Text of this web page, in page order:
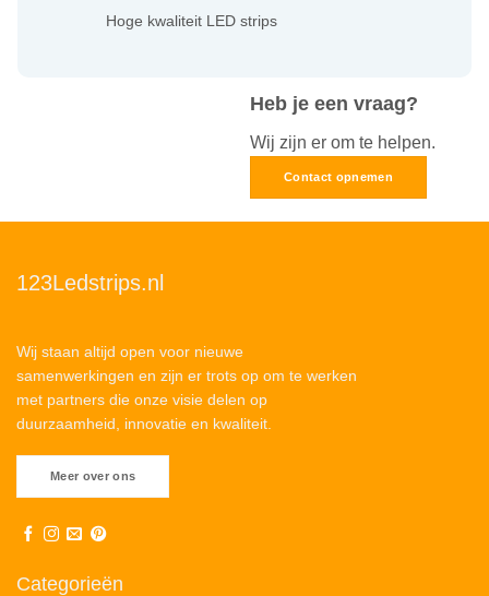
Heb je een vraag?
Wij zijn er om te helpen.
Contact opnemen
Hoge kwaliteit LED strips
123Ledstrips.nl
Wij staan altijd open voor nieuwe
samenwerkingen en zijn er trots op om te werken
met partners die onze visie delen op
duurzaamheid, innovatie en kwaliteit.
Meer over ons
Categorieën